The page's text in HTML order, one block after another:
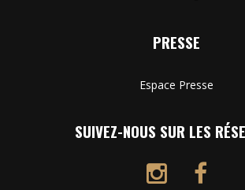
PRESSE
Espace Presse
SUIVEZ-NOUS SUR LES